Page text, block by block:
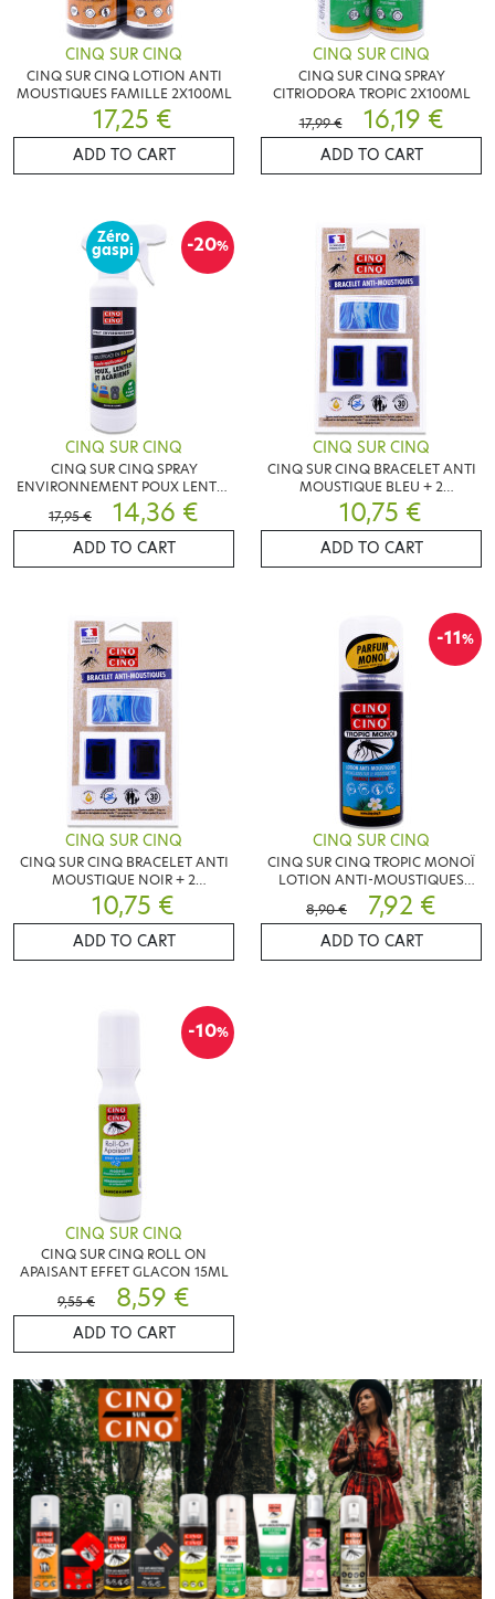
CINQ SUR CINQ
CINQ SUR CINQ LOTION ANTI
MOUSTIQUES FAMILLE 2X100ML
17,25 €
ADD TO CART
CINQ SUR CINQ
CINQ SUR CINQ SPRAY
CITRIODORA TROPIC 2X100ML
17,99 €
16,19 €
ADD TO CART
-20%
Zéro
gaspi
CINQ SUR CINQ
CINQ SUR CINQ SPRAY
ENVIRONNEMENT POUX LENTES
ACARIENS 250ML
17,95 € 14,36 €
ADD TO CART
CINQ SUR CINQ
CINQ SUR CINQ BRACELET ANTI
MOUSTIQUE BLEU + 2
RECHARGES
10,75 €
ADD TO CART
CINQ SUR CINQ
CINQ SUR CINQ BRACELET ANTI
MOUSTIQUE NOIR + 2
RECHARGES
10,75 €
ADD TO CART
-11%
CINQ SUR CINQ
CINQ SUR CINQ TROPIC MONOÏ
LOTION ANTI-MOUSTIQUES
75ML
8,90 € 7,92 €
ADD TO CART
-10%
CINQ SUR CINQ
CINQ SUR CINQ ROLL ON
APAISANT EFFET GLACON 15ML
9,55 €
8,59 €
ADD TO CART